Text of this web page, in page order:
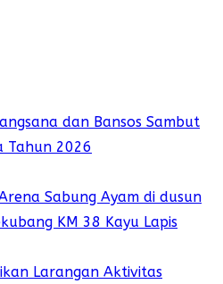
dan Bansos Sambut
Tahun 2026
Sabung Ayam di dusun
KM 38 Kayu Lapis
Larangan Aktivitas